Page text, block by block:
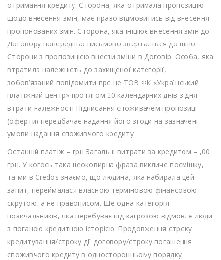
отримання кредиту. Сторона, яка отримала пропозицію
щодо внесення змін, має право відмовитись від внесення
пропонованих змін. Сторона, яка ініціює внесення змін до
Договору попередньо письмово звертається до іншої
Сторони з пропозицією внести зміни в Договір. Особа, яка
втратила належність до захищеної категорії,
зобов’язаний повідомити про це ТОВ ФК «Український
платіжний центр» протягом 30 календарних днів з дня
втрати належності Підписання споживачем пропозиції
(оферти) передбачає надання його згоди на зазначені
умови надання споживчого кредиту
Останній платіж – грн Загальні витрати за кредитом – ,00
грн. У когось така неоковирна фраза викличе посмішку,
та ми в Credos знаємо, що людина, яка набирала цей
запит, переймалася власною терміновою фінансовою
скрутою, а не правописом. Ще одна категорія
позичальників, яка перебуває під загрозою відмов, є люди
з поганою кредитною історією. Продовження строку
кредитування/строку дії договору/строку погашення
споживчого кредиту в односторонньому порядку